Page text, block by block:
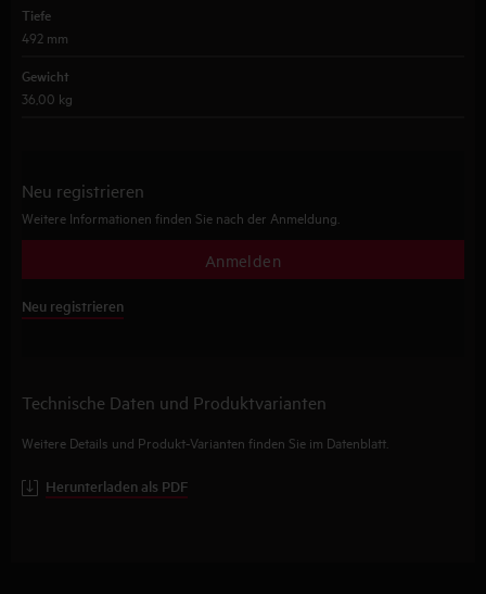
Tiefe
492 mm
Gewicht
36,00 kg
Neu registrieren
Weitere Informationen finden Sie nach der Anmeldung.
Anmelden
Neu registrieren
Technische Daten und Produktvarianten
Weitere Details und Produkt-Varianten finden Sie im Datenblatt.
Herunterladen als PDF